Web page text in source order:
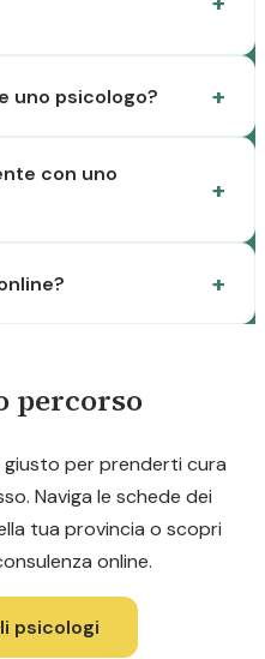
uno psicologo?
con uno
percorso
giusto per prenderti cura
Naviga le schede dei
tua provincia o scopri
online.
psicologi